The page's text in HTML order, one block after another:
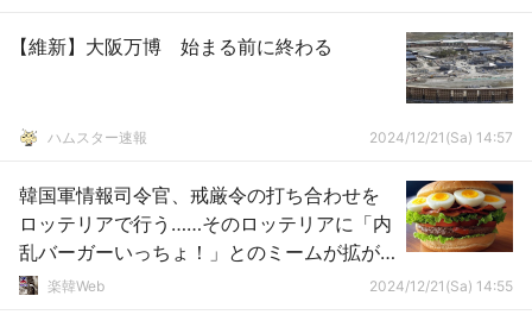
【維新】大阪万博 始まる前に終わる
ハムスター速報 2024/12/21(Sa) 14:57
韓国軍情報司令官、戒厳令の打ち合わせを
ロッテリアで行う……そのロッテリアに「内
乱バーガーいっちょ！」とのミームが拡が
る 楽韓Web 2024/12/21(Sa) 14:55